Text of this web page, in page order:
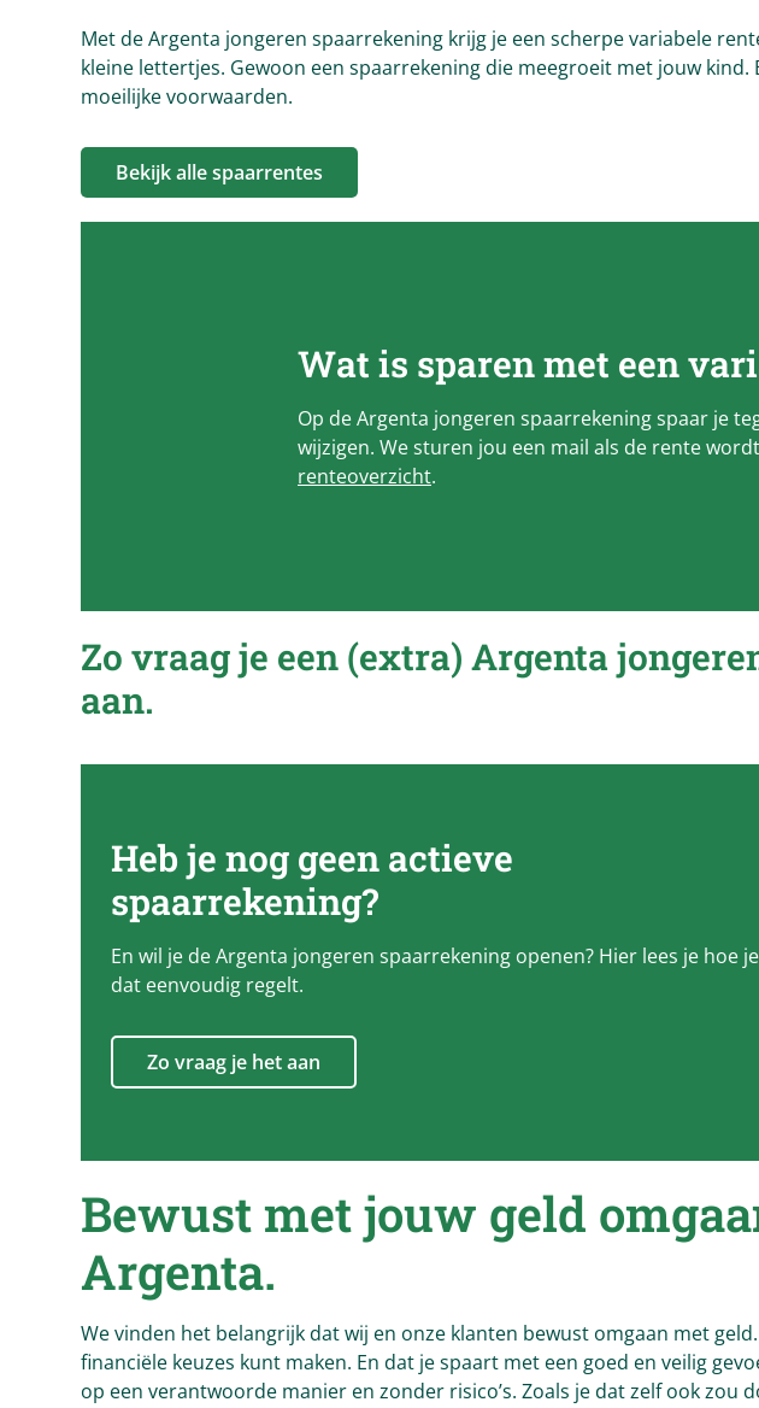
Met de Argenta jongeren spaarrekening krijg je een scherpe variabele
kleine lettertjes. Gewoon een spaarrekening die meegroeit met jouw kind.
moeilijke voorwaarden.
Bekijk alle spaarrentes
Wat is sparen met een
Op de Argenta jongeren spaarrekening spaar je
wijzigen. We sturen jou een mail als de rente
renteoverzicht.
Zo vraag je een (extra)Argenta
aan.
Heb je nog geen actieve
spaarrekening?
En wil je de Argenta jongeren spaarrekening openen? Hier lees je hoe je
dat eenvoudig regelt.
Zo vraag je het aan
Bewust met jouw geld
Argenta.
We vinden het belangrijk dat wij en onze klanten bewust omgaan met
financiële keuzes kunt maken. En dat je spaart met een goed en veilig
op een verantwoorde manier en zonder risico’s. Zoals je dat zelf ook zou